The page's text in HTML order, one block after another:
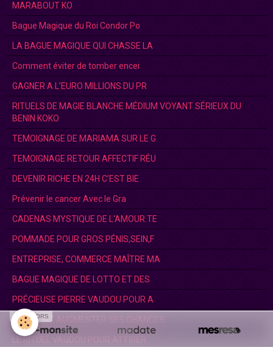
MARABOUT KO
Bague Magique du Roi Condor Po
LA BAGUE MAGIQUE QUI CHASSE LA
Comment éviter de tomber encei
GAGNER A L’EURO MILLIONS DU PR
RITUELS DE MAGIE BLANCHE MÉDIUM VOYANT SÉRIEUX DU
BENIN KOKO
TEMOIGNAGE DE MARIAMA SUR LE G
TEMOIGNAGE RETOUR AFFECTIF RÉU
DEVENIR RICHE EN 24H C’EST BIE
Prévenir le cancer Avec le Gra
CADENAS MYSTIQUE DE L'AMOUR.TE
POMMADE POUR GROS PÉNIS,SEIN,F
ENTREPRISE, COMMERCE MAÎTRE MA
BAGUE MAGIQUE DE LOTTO ET DES
PRÉCIEUSE PIERRE VAUDOU POUR A
COMMENT AUGMENTER SES CHANCES
LE RITUEL VAUDOU POUR ATTIRER
SPONSORS